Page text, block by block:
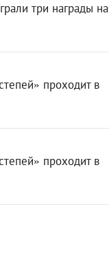
три награды на
проходит в
проходит в